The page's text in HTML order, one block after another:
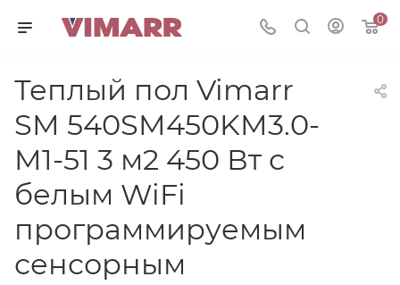
0
Теплый пол Vimarr
SM 540SM450KM3.0-
M1-51 3 м2 450 Вт с
белым WiFi
программируемым
сенсорным